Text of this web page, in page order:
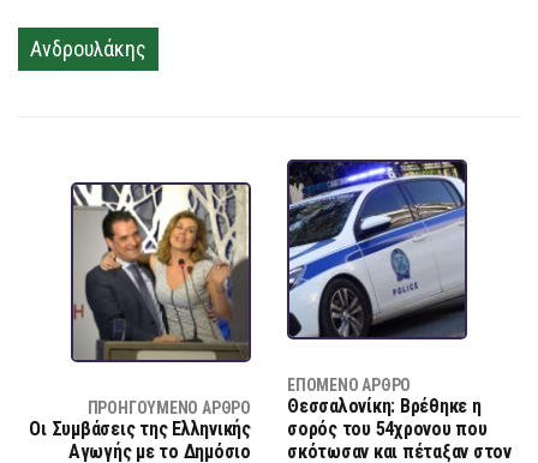
Ανδρουλάκης
ΠΡΟΗΓΟΎΜΕΝΟ ΆΡΘΡΟ
Οι Συμβάσεις της Ελληνικής
Αγωγής με το Δημόσιο
ΕΠΌΜΕΝΟ ΆΡΘΡΟ
Θεσσαλονίκη: Βρέθηκε η
σορός του 54χρονου που
σκότωσαν και πέταξαν στον